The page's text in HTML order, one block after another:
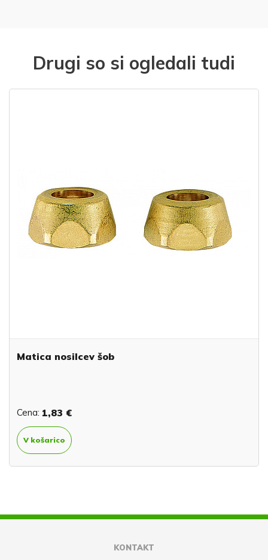
Drugi so si ogledali tudi
Matica nosilcev šob
Cena: 1,83 €
V košarico
KONTAKT